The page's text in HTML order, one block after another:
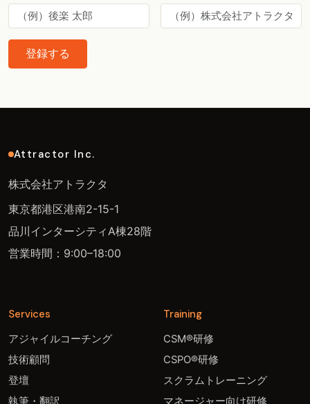
登録する
Attractor Inc.
株式会社アトラクタ
東京都港区港南2-15-1
品川インターシティA棟28階
営業時間：9:00–18:00
Services
アジャイルコーチング
技術顧問
登壇
執筆・翻訳
Training
CSM®研修
CSPO®研修
スクラムトレーニング
マネージャー向け研修